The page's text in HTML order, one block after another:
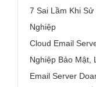
7 Sai Lầm Khi
Nghiệp
Cloud Email
Nghiệp Bảo Mật,
Email Server